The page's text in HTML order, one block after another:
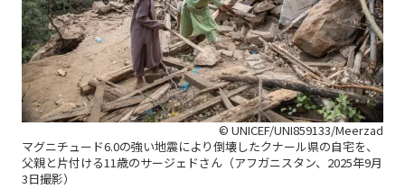
© UNICEF/UNI859133/Meerzad
マグニチュード6.0の強い地震により倒壊したクナール県の自宅を、
父親と片付ける11歳のサージェドさん（アフガニスタン、2025年9月
3日撮影）